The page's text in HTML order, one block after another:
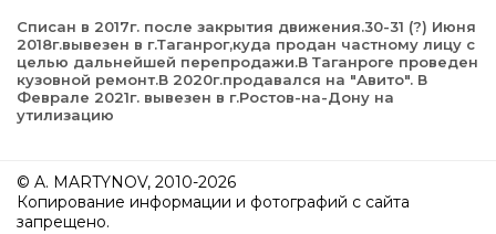
Списан в 2017г. после закрытия движения.30-31 (?) Июня
2018г.вывезен в г.Таганрог,куда продан частному лицу с
целью дальнейшей перепродажи.В Таганроге проведен
кузовной ремонт.В 2020г.продавался на "Авито". В
Феврале 2021г. вывезен в г.Ростов-на-Дону на
утилизацию
© A. MARTYNOV, 2010-2026
Копирование информации и фотографий с сайта
запрещено.